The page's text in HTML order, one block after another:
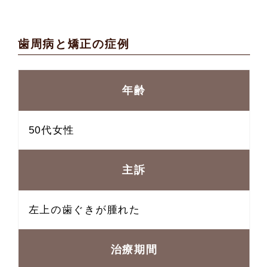
歯周病と矯正の症例
年齢
50代女性
主訴
左上の歯ぐきが腫れた
治療期間